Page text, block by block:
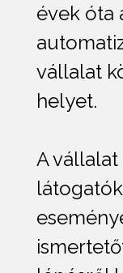
évek óta
vállalat
helyet.
A